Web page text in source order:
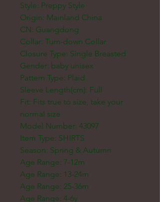
Style: Preppy Style
Origin: Mainland China
CN: Guangdong
Collar: Turn-down Collar
Closure Type: Single Breasted
Gender: baby unisex
Pattern Type: Plaid
Sleeve Length(cm): Full
Fit: Fits true to size, take your
normal size
Model Number: 43097
Item Type: SHIRTS
Season: Spring & Autumn
Age Range: 7-12m
Age Range: 13-24m
Age Range: 25-36m
Age Range: 4-6y